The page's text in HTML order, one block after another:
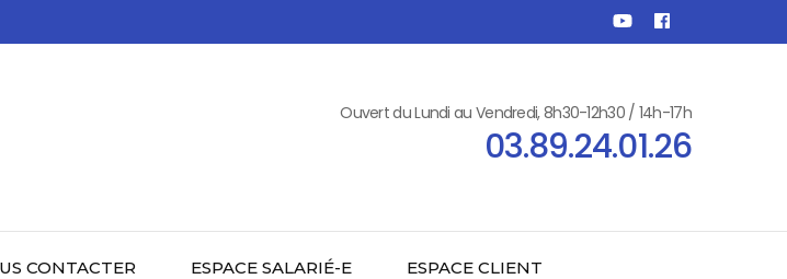
Ouvert du Lundi au Vendredi, 8h30-12h30 / 14h-17h
03.89.24.01.26
CONTACTER ESPACE SALARIÉ-E ESPACE CLIENT